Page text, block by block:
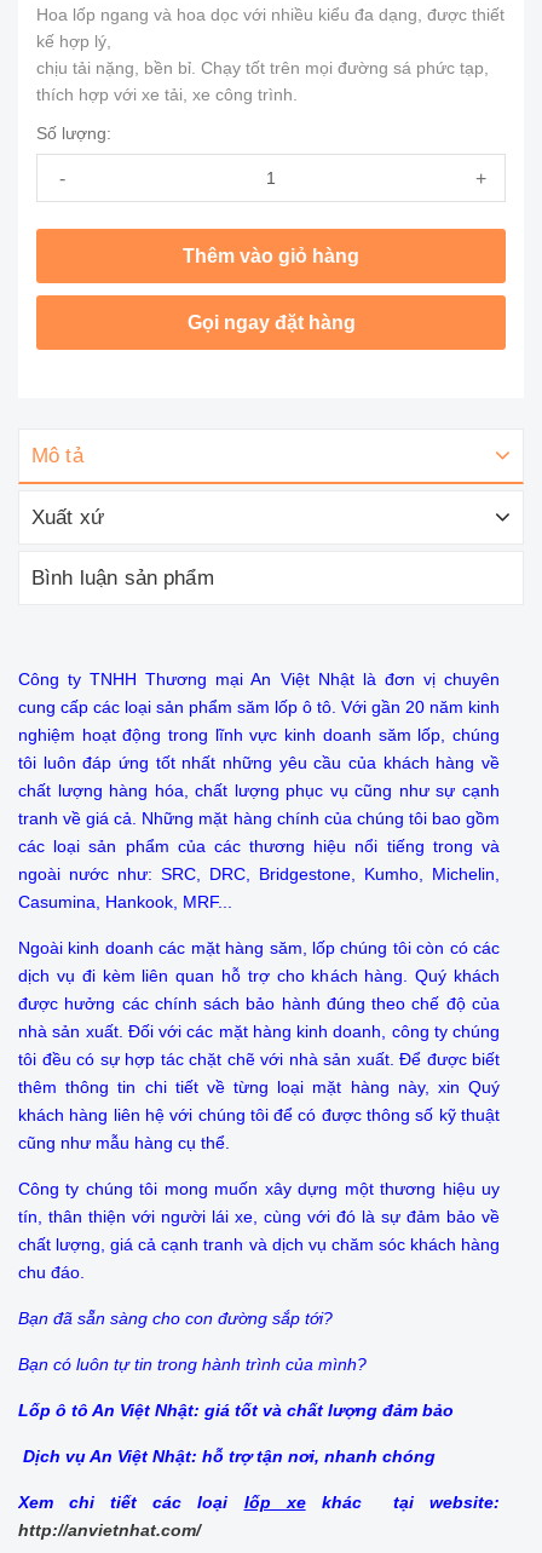
Hoa lốp ngang và hoa dọc với nhiều kiểu đa dạng, được thiết
kế hợp lý,
chịu tải nặng, bền bỉ. Chạy tốt trên mọi đường sá phức tạp,
thích hợp với xe tải, xe công trình.
Số lượng:
- +
Thêm vào giỏ hàng
Gọi ngay đặt hàng
Mô tả
Xuất xứ
Bình luận sản phẩm
Công ty TNHH Thương mại An Việt Nhật là đơn vị chuyên
cung cấp các loại sản phẩm săm lốp ô tô. Với gần 20 năm kinh
nghiệm hoạt động trong lĩnh vực kinh doanh săm lốp, chúng
tôi luôn đáp ứng tốt nhất những yêu cầu của khách hàng về
chất lượng hàng hóa, chất lượng phục vụ cũng như sự cạnh
tranh về giá cả. Những mặt hàng chính của chúng tôi bao gồm
các loại sản phẩm của các thương hiệu nổi tiếng trong và
ngoài nước như: SRC, DRC, Bridgestone, Kumho, Michelin,
Casumina, Hankook, MRF...
Ngoài kinh doanh các mặt hàng săm, lốp chúng tôi còn có các
dịch vụ đi kèm liên quan hỗ trợ cho khách hàng. Quý khách
được hưởng các chính sách bảo hành đúng theo chế độ của
nhà sản xuất. Đối với các mặt hàng kinh doanh, công ty chúng
tôi đều có sự hợp tác chặt chẽ với nhà sản xuất. Để được biết
thêm thông tin chi tiết về từng loại mặt hàng này, xin Quý
khách hàng liên hệ với chúng tôi để có được thông số kỹ thuật
cũng như mẫu hàng cụ thể.
Công ty chúng tôi mong muốn xây dựng một thương hiệu uy
tín, thân thiện với người lái xe, cùng với đó là sự đảm bảo về
chất lượng, giá cả cạnh tranh và dịch vụ chăm sóc khách hàng
chu đáo.
Bạn đã sẵn sàng cho con đường sắp tới?
Bạn có luôn tự tin trong hành trình của mình?
Lốp ô tô An Việt Nhật: giá tốt và chất lượng đảm bảo
Dịch vụ An Việt Nhật: hỗ trợ tận nơi, nhanh chóng
Xem chi tiết các loại lốp xekhác tại website:
http://anvietnhat.com/